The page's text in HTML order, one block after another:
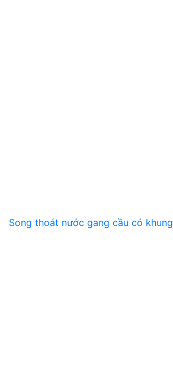
Song thoát nước gang cầu có khung